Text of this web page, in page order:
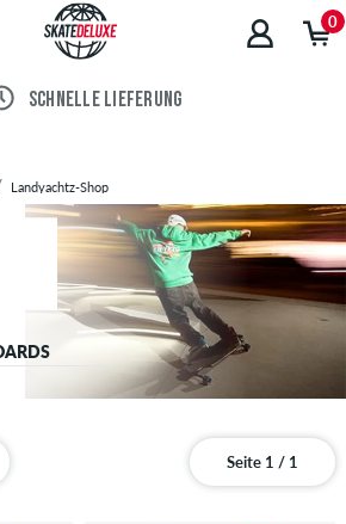
0
SCHNELLE LIEFERUNG
Landyachtz-Shop
Seite 1 / 1